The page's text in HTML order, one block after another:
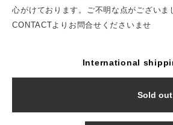
心がけております。ご不明な点がございま
CONTACTよりお問合せくださいませ
International
Sold out